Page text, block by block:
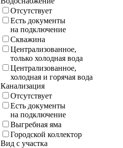
Отсутствует
Есть документы
на подключение
Скважина
Централизованное,
только холодная вода
Централизованное,
холодная и горячая вода
Канализация
Отсутствует
Есть документы
на подключение
Выгребная яма
Городской коллектор
Вид с участка